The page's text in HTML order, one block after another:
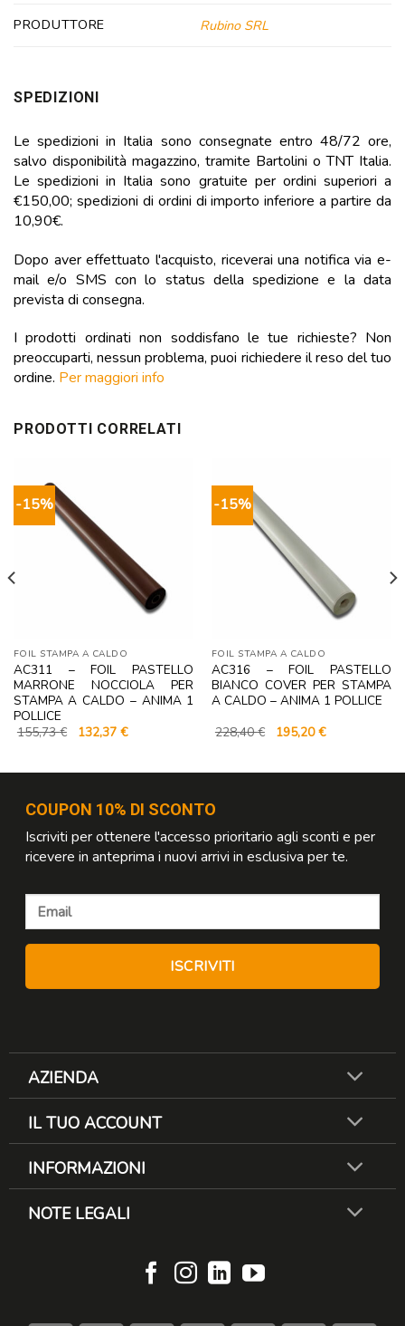
PRODUTTORE
Rubino SRL
SPEDIZIONI
Le spedizioni in Italia sono consegnate entro 48/72 ore,
salvo disponibilità magazzino, tramite Bartolini o TNT Italia.
Le spedizioni in Italia sono gratuite per ordini superiori a
€150,00; spedizioni di ordini di importo inferiore a partire da
10,90€.
Dopo aver effettuato l'acquisto, riceverai una notifica via e-
mail e/o SMS con lo status della spedizione e la data
prevista di consegna.
I prodotti ordinati non soddisfano le tue richieste? Non
preoccuparti, nessun problema, puoi richiedere il reso del tuo
ordine. Per maggiori info
PRODOTTI CORRELATI
-15%
FOIL STAMPA A CALDO
AC311 – FOIL PASTELLO
MARRONE NOCCIOLA PER
STAMPA A CALDO – ANIMA 1
POLLICE
155,73€ Il
prezzo
155,73 €.
132,37€Il
132,37 €.
-15%
FOIL STAMPA A CALDO
AC316 – FOIL PASTELLO
BIANCO COVER PER STAMPA
A CALDO – ANIMA 1 POLLICE
228,40€ Il
prezzo
228,40 €.
195,20€Il
195,20 €.
COUPON 10% DI SCONTO
Iscriviti per ottenere l'accesso prioritario agli sconti e per
ricevere in anteprima i nuovi arrivi in esclusiva per te.
AZIENDA
IL TUO ACCOUNT
INFORMAZIONI
NOTE LEGALI